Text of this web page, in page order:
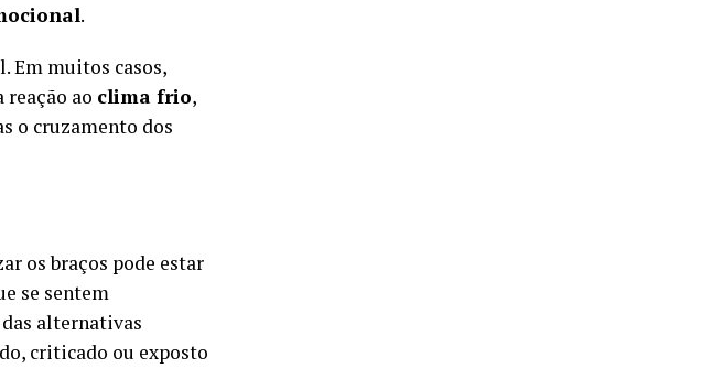
.
Em muitos casos,
reação ao clima frio,
o cruzamento dos
os braços pode estar
se sentem
alternativas
criticado ou exposto